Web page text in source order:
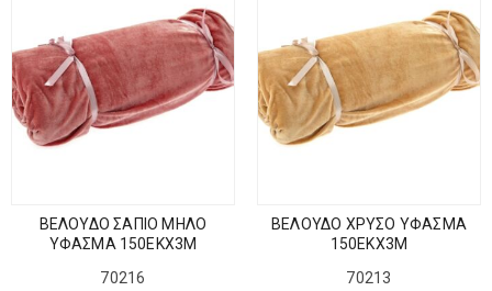
ΒΕΛΟΥΔΟ ΣΑΠΙΟ ΜΗΛΟ
ΥΦΑΣΜΑ 150ΕΚΧ3Μ
70216
ΒΕΛΟΥΔΟ ΧΡΥΣΟ ΥΦΑΣΜΑ
150ΕΚΧ3Μ
70213